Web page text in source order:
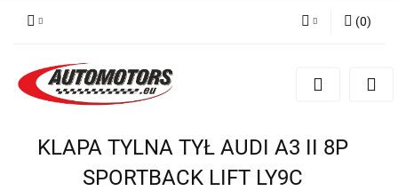
Zarejestruj się
(0)
KLAPA TYLNA TYŁ AUDI A3 II 8P
SPORTBACK LIFT LY9C